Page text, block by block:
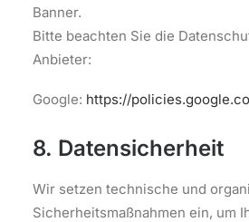
Banner.
Bitte beachten Sie die
Anbieter:
Google: https://
8. Datensicherheit
Wir setzen technische und
Sicherheitsmaßnahmen ein, um